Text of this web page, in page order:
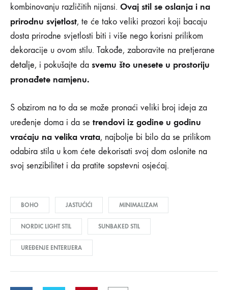
kombinovanju različitih nijansi. Ovaj stil se oslanja i na
prirodnu svjetlost, te će tako veliki prozori koji bacaju
dosta prirodne svjetlosti biti i više nego korisni prilikom
dekoracije u ovom stilu. Takođe, zaboravite na pretjerane
detalje, i pokušajte da svemu što unesete u prostoriju
pronađete namjenu.
S obzirom na to da se može pronaći veliki broj ideja za
uređenje doma i da se trendovi iz godine u godinu
vraćaju na velika vrata, najbolje bi bilo da se prilikom
odabira stila u kom ćete dekorisati svoj dom oslonite na
svoj senzibilitet i da pratite sopstevni osjećaj.
BOHO JASTUĆIĆI MINIMALIZAM
NORDIC LIGHT STIL SUNBAKED STIL
UREĐENJE ENTERIJERA